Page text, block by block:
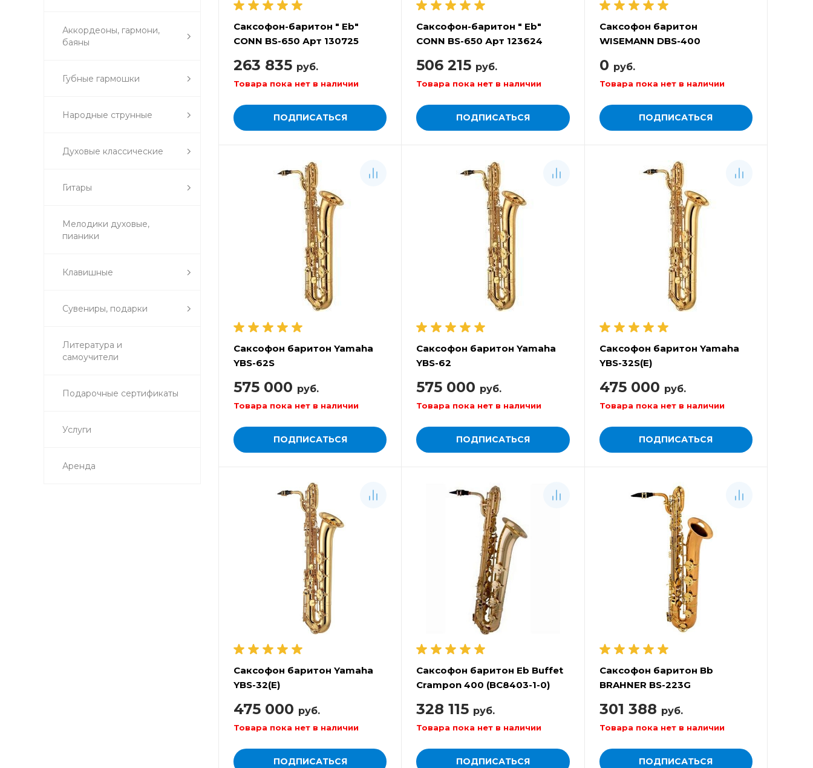
Аккордеоны, гармони,
баяны
Губные гармошки
Народные струнные
Духовые классические
Гитары
Мелодики духовые,
пианики
Клавишные
Сувениры, подарки
Литература и
самоучители
Подарочные сертификаты
Услуги
Аренда
Саксофон-баритон " Eb"
CONN BS-650 Арт 130725
263 835 руб.
Товара пока нет в наличии
ПОДПИСАТЬСЯ
Саксофон-баритон " Eb"
CONN BS-650 Арт 123624
506 215 руб.
Товара пока нет в наличии
ПОДПИСАТЬСЯ
Саксофон баритон
WISEMANN DBS-400
0 руб.
Товара пока нет в наличии
ПОДПИСАТЬСЯ
Саксофон баритон Yamaha
YBS-62S
575 000 руб.
Товара пока нет в наличии
ПОДПИСАТЬСЯ
Саксофон баритон Yamaha
YBS-62
575 000 руб.
Товара пока нет в наличии
ПОДПИСАТЬСЯ
Саксофон баритон Yamaha
YBS-32S(E)
475 000 руб.
Товара пока нет в наличии
ПОДПИСАТЬСЯ
Саксофон баритон Yamaha
YBS-32(E)
475 000 руб.
Товара пока нет в наличии
ПОДПИСАТЬСЯ
Саксофон баритон Eb Buffet
Crampon 400 (BC8403-1-0)
328 115 руб.
Товара пока нет в наличии
ПОДПИСАТЬСЯ
Саксофон баритон Bb
BRAHNER BS-223G
301 388 руб.
Товара пока нет в наличии
ПОДПИСАТЬСЯ